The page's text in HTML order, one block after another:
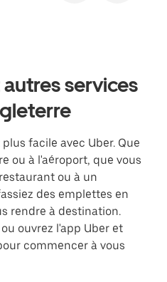
services
facile avec Uber. Que
ou à l'aéroport, que vous
ou à un
des emplettes en
rendre à destination.
ouvrez l'app Uber et
commencer à vous